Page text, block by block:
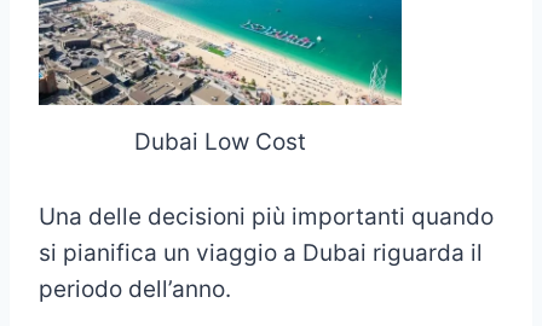
Dubai Low Cost
Una delle decisioni più importanti quando
si pianifica un viaggio a Dubai riguarda il
periodo dell’anno.